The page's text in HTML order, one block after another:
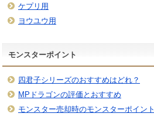
ケプリ用
ヨウユウ用
モンスターポイント
四君子シリーズのおすすめはどれ？
MPドラゴンの評価とおすすめ
モンスター売却時のモンスターポイント